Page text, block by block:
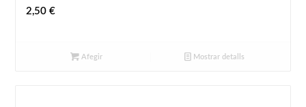
2,50€
Afegir Mostrar detalls